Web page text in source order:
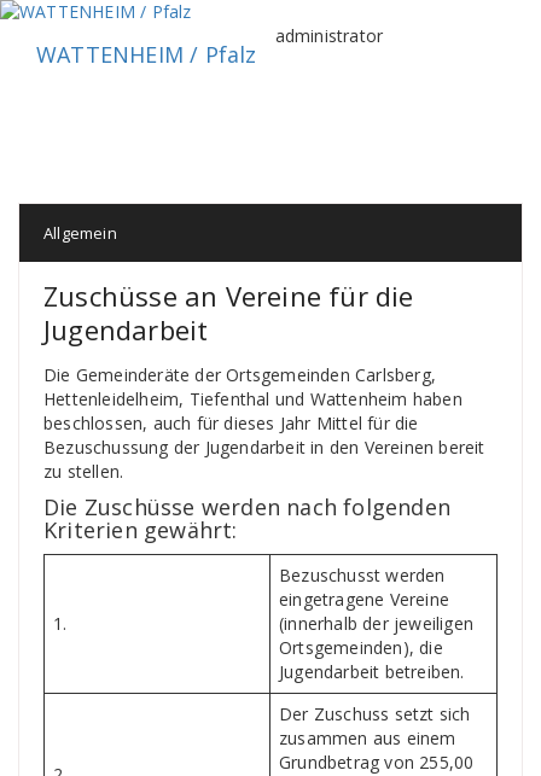
Zum
springenWATTENHEIM / Pfalz
administrator
Allgemein
Zuschüsse an Vereine für die
Jugendarbeit
Die Gemeinderäte der Ortsgemeinden Carlsberg,
Hettenleidelheim, Tiefenthal und Wattenheim haben
beschlossen, auch für dieses Jahr Mittel für die
Bezuschussung der Jugendarbeit in den Vereinen bereit
zu stellen.
Die Zuschüsse werden nach folgenden
Kriterien gewährt:
1.
Bezuschusst werden
eingetragene Vereine
(innerhalb der jeweiligen
Ortsgemeinden), die
Jugendarbeit betreiben.
Der Zuschuss setzt sich
zusammen aus einem
Grundbetrag von 255,00